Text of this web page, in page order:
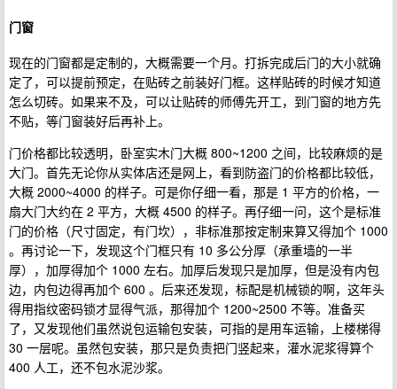
门窗
现在的门窗都是定制的，大概需要一个月。打拆完成后门的大小就确
定了，可以提前预定，在贴砖之前装好门框。这样贴砖的时候才知道
怎么切砖。如果来不及，可以让贴砖的师傅先开工，到门窗的地方先
不贴，等门窗装好后再补上。
门价格都比较透明，卧室实木门大概 800~1200 之间，比较麻烦的是
大门。首先无论你从实体店还是网上，看到防盗门的价格都比较低，
大概 2000~4000 的样子。可是你仔细一看，那是 1 平方的价格，一
扇大门大约在 2 平方，大概 4500 的样子。再仔细一问，这个是标准
门的价格（尺寸固定，有门坎），非标准那按定制来算又得加个 1000
。再讨论一下，发现这个门框只有 10 多公分厚（承重墙的一半
厚），加厚得加个 1000 左右。加厚后发现只是加厚，但是没有内包
边，内包边得再加个 600 。后来还发现，标配是机械锁的啊，这年头
得用指纹密码锁才显得气派，那得加个 1200~2500 不等。准备买
了，又发现他们虽然说包运输包安装，可指的是用车运输，上楼梯得
30 一层呢。虽然包安装，那只是负责把门竖起来，灌水泥浆得算个
400 人工，还不包水泥沙浆。